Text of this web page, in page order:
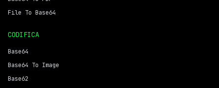
File To Base64
CODIFICA
Base64
Base64 To Image
Base62